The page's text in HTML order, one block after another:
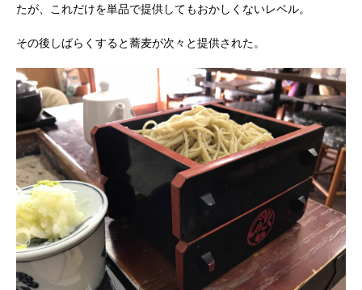
たが、これだけを単品で提供してもおかしくないレベル。
その後しばらくすると蕎麦が次々と提供された。